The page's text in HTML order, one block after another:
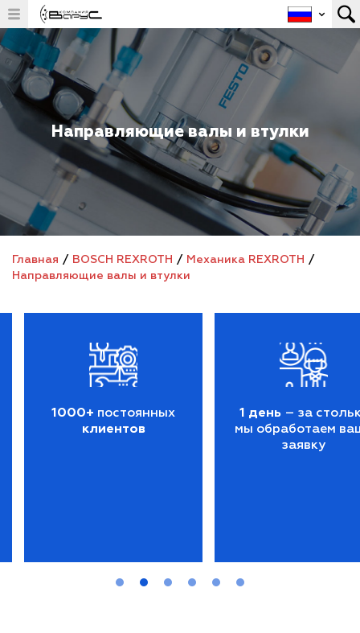
Направляющие валы и втулки
Главная / BOSCH REXROTH / Механика REXROTH /
Направляющие валы и втулки
1000+ постоянных
клиентов
1 день– за
мы обработаем
заявку